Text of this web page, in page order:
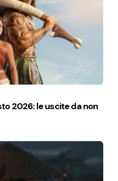
2026: le uscite da non